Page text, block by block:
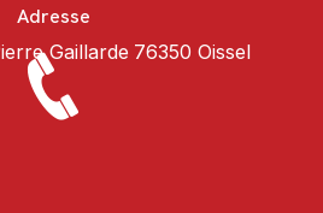
Adresse
Gaillarde 76350 Oissel